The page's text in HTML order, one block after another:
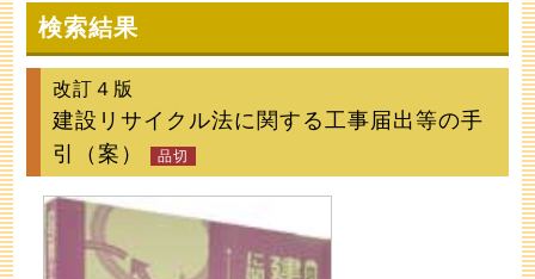
検索結果
改訂４版
建設リサイクル法に関する工事届出等の手
引（案）